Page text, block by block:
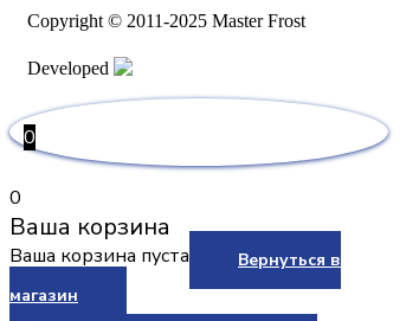
Copyright © 2011-2025 Master Frost
Developed
0
0
Ваша корзина
Ваша корзина пуста
Вернуться в
магазин